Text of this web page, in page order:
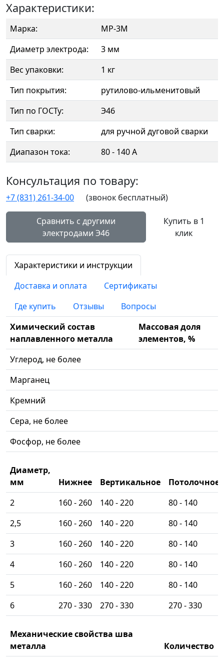
Характеристики:
Марка:
МР-3М
Диаметр электрода:
3 мм
Вес упаковки:
1 кг
Тип покрытия:
рутилово-ильменитовый
Тип по ГОСТу:
Э46
Тип сварки:
для ручной дуговой сварки
Диапазон тока:
80 - 140 А
Консультация по товару:
+7 (831) 261-34-00 (звонок бесплатный)
Сравнить с другими
электродами Э46
Купить в 1
клик
Характеристики и инструкции
Доставка и оплата
Сертификаты
Где купить
Отзывы
Вопросы
Химический состав
наплавленного металла
Массовая доля
элементов, %
Углерод, не более
Марганец
Кремний
Сера, не более
Фосфор, не более
Диаметр,
мм
Нижнее Вертикальное
Потолочное
2
160 - 260 140 - 220
80 - 140
2,5
160 - 260 140 - 220
80 - 140
3
160 - 260 140 - 220
80 - 140
4
160 - 260 140 - 220
80 - 140
5
160 - 260 140 - 220
80 - 140
6
270 - 330 270 - 330 270 - 330
Механические свойства шва
металла
Количество